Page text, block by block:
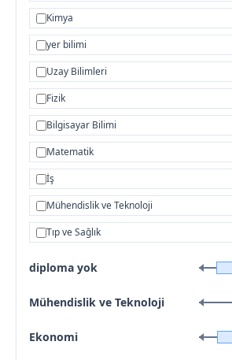
Kimya
yer bilimi
Uzay Bilimleri
Fizik
Bilgisayar Bilimi
Matematik
İş
Mühendislik ve Teknoloji
Tıp ve Sağlık
diploma yok
Mühendislik ve Teknoloji
Ekonomi